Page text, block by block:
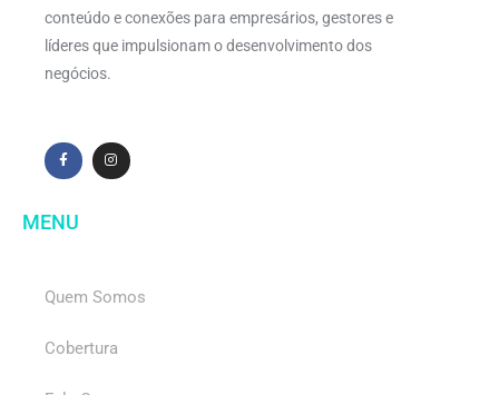
conteúdo e conexões para empresários, gestores e
líderes que impulsionam o desenvolvimento dos
negócios.
MENU
Quem Somos
Cobertura